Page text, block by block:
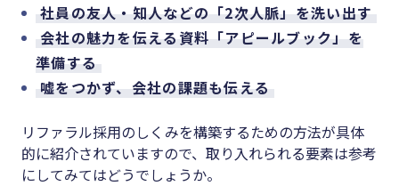
社員の友人・知人などの「2次人脈」を洗い出す
会社の魅力を伝える資料「アピールブック」を
準備する
嘘をつかず、会社の課題も伝える
リファラル採用のしくみを構築するための方法が具体
的に紹介されていますので、取り入れられる要素は参考
にしてみてはどうでしょうか。